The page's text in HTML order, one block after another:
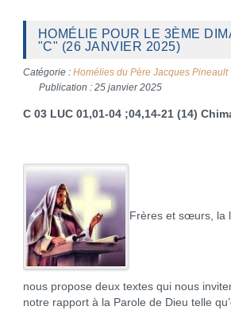
HOMÉLIE POUR LE 3ÈME
"C" (26 JANVIER 2025)
Catégorie : Homélies du Père Jacques Pineault
Publication : 25 janvier 2025
C 03 LUC 01,01-04 ;04,14-21 (14)
Frères et sœurs, la
nous propose deux textes qui nous
notre rapport à la Parole de Dieu telle